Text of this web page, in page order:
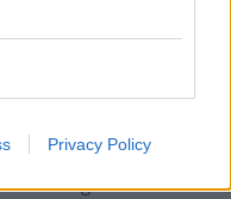
Privacy Policy
elnöknek